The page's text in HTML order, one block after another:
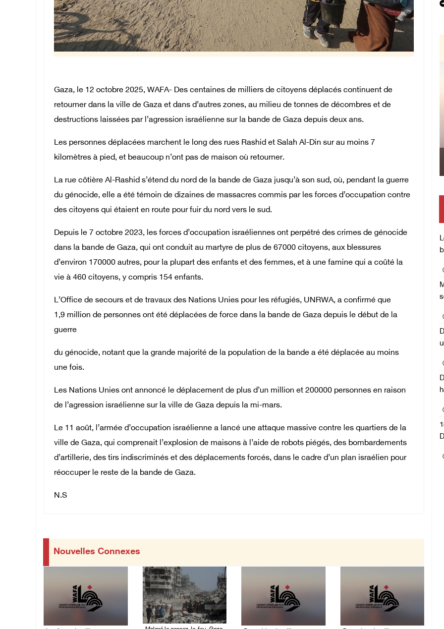
Gaza, le 12 octobre 2025, WAFA- Des centaines de milliers de citoyens déplacés continuent de
retourner dans la ville de Gaza et dans d’autres zones, au milieu de tonnes de décombres et de
destructions laissées par l’agression israélienne sur la bande de Gaza depuis deux ans.
Les personnes déplacées marchent le long des rues Rashid et Salah Al-Din sur au moins 7
kilomètres à pied, et beaucoup n’ont pas de maison où retourner.
La rue côtière Al-Rashid s’étend du nord de la bande de Gaza jusqu’à son sud, où, pendant la guerre
du génocide, elle a été témoin de dizaines de massacres commis par les forces d’occupation contre
des citoyens qui étaient en route pour fuir du nord vers le sud.
Depuis le 7 octobre 2023, les forces d’occupation israéliennes ont perpétré des crimes de génocide
dans la bande de Gaza, qui ont conduit au martyre de plus de 67000 citoyens, aux blessures
d’environ 170000 autres, pour la plupart des enfants et des femmes, et à une famine qui a coûté la
vie à 460 citoyens, y compris 154 enfants.
L’Office de secours et de travaux des Nations Unies pour les réfugiés, UNRWA, a confirmé que
1,9 million de personnes ont été déplacées de force dans la bande de Gaza depuis le début de la
guerre
du génocide, notant que la grande majorité de la population de la bande a été déplacée au moins
une fois.
Les Nations Unies ont annoncé le déplacement de plus d’un million et 200000 personnes en raison
de l’agression israélienne sur la ville de Gaza depuis la mi-mars.
Le 11 août, l’armée d’occupation israélienne a lancé une attaque massive contre les quartiers de la
ville de Gaza, qui comprenait l’explosion de maisons à l’aide de robots piégés, des bombardements
d’artillerie, des tirs indiscriminés et des déplacements forcés, dans le cadre d’un plan israélien pour
réoccuper le reste de la bande de Gaza.
N.S
Nouvelles Connexes